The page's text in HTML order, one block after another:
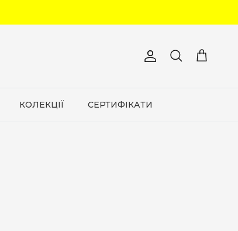
Обліковий запис
Пошук Кошик
КОЛЕКЦІЇ СЕРТИФІКАТИ